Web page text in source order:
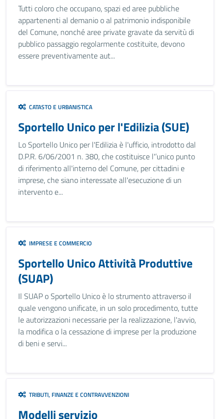
Tutti coloro che occupano, spazi ed aree pubbliche
appartenenti al demanio o al patrimonio indisponibile
del Comune, nonché aree private gravate da servitù di
pubblico passaggio regolarmente costituite, devono
essere preventivamente aut...
CATASTO E URBANISTICA
Sportello Unico per l'Edilizia (SUE)
Lo Sportello Unico per l'Edilizia è l'ufficio, introdotto dal
D.P.R. 6/06/2001 n. 380, che costituisce l'’unico punto
di riferimento all'interno del Comune, per cittadini e
imprese, che siano interessate all'esecuzione di un
intervento e...
IMPRESE E COMMERCIO
Sportello Unico Attività Produttive
(SUAP)
Il SUAP o Sportello Unico è lo strumento attraverso il
quale vengono unificate, in un solo procedimento, tutte
le autorizzazioni necessarie per la realizzazione, l'avvio,
la modifica o la cessazione di imprese per la produzione
di beni e servi...
TRIBUTI, FINANZE E CONTRAVVENZIONI
Modelli servizio